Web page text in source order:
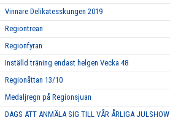
Vinnare Delikatesskungen 2019
Regiontrean
Regionfyran
Inställd träning endast helgen Vecka 48
Regionåttan 13/10
Medaljregn på Regionsjuan
DAGS ATT ANMÄLA SIG TILL VÅR ÅRLIGA JULSHOW